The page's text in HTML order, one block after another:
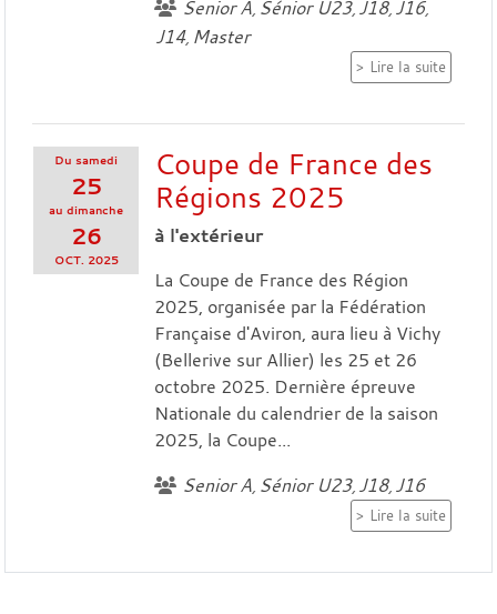
Senior A Sénior U23 J18 J16
J14 Master
Lire la suite
Dusamedi
25
audimanche
26
OCT. 2025
Coupe de France des
Régions 2025
à l'extérieur
La Coupe de France des Région
2025, organisée par la Fédération
Française d'Aviron, aura lieu à Vichy
(Bellerive sur Allier) les 25 et 26
octobre 2025. Dernière épreuve
Nationale du calendrier de la saison
2025, la Coupe...
Senior A Sénior U23 J18 J16
Lire la suite